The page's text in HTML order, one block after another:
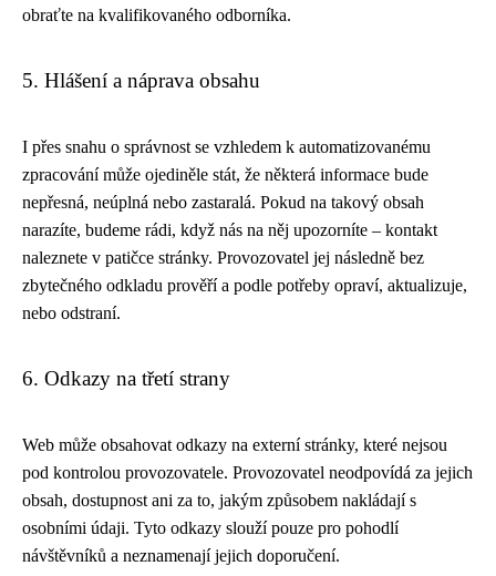
obraťte na kvalifikovaného odborníka.
5. Hlášení a náprava obsahu
I přes snahu o správnost se vzhledem k automatizovanému
zpracování může ojediněle stát, že některá informace bude
nepřesná, neúplná nebo zastaralá. Pokud na takový obsah
narazíte, budeme rádi, když nás na něj upozorníte – kontakt
naleznete v patičce stránky. Provozovatel jej následně bez
zbytečného odkladu prověří a podle potřeby opraví, aktualizuje,
nebo odstraní.
6. Odkazy na třetí strany
Web může obsahovat odkazy na externí stránky, které nejsou
pod kontrolou provozovatele. Provozovatel neodpovídá za jejich
obsah, dostupnost ani za to, jakým způsobem nakládají s
osobními údaji. Tyto odkazy slouží pouze pro pohodlí
návštěvníků a neznamenají jejich doporučení.